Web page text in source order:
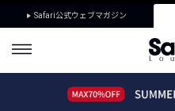
Safari公式ウェブマガジン